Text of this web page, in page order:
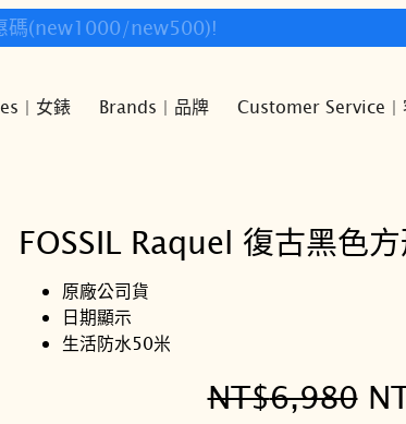
鐘錶歡迎您!
| 女錶 Brands | 品牌 Customer Service |
FOSSIL Raquel 復古黑色
原廠公司貨
日期顯示
生活防水50米
NT$6,980 原